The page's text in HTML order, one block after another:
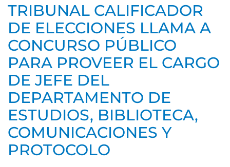
TRIBUNAL CALIFICADOR
DE ELECCIONES LLAMA A
CONCURSO PÚBLICO
PARA PROVEER EL CARGO
DE JEFE DEL
DEPARTAMENTO DE
ESTUDIOS, BIBLIOTECA,
COMUNICACIONES Y
PROTOCOLO